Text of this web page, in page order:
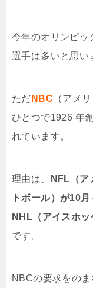
今年のオリンピッ
選手は多いと思い
ただ NBC （アメ
ひとつで1926 年
れています。
理由は、
NFL（ア
トボール）が10
NHL（アイスホ
です。
NBCの要求をのま